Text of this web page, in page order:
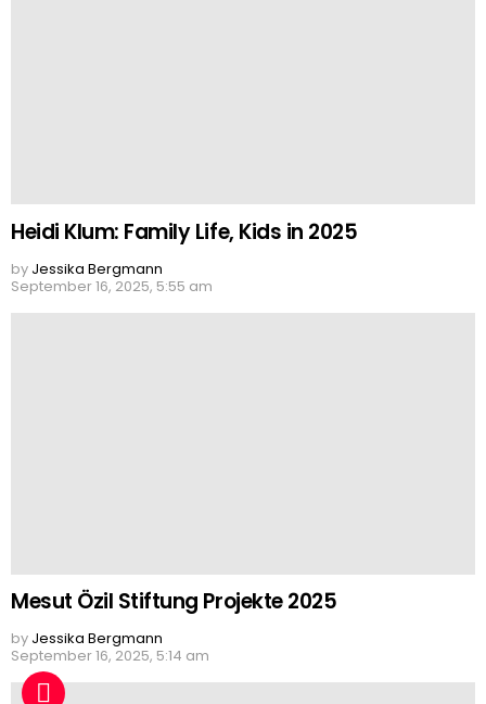
Heidi Klum: Family Life, Kids in 2025
by Jessika Bergmann
September 16, 2025, 5:55 am
Mesut Özil Stiftung Projekte 2025
by Jessika Bergmann
September 16, 2025, 5:14 am